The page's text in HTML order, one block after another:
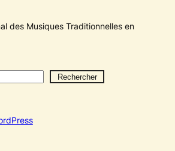
des Musiques Traditionnelles en
Rechercher